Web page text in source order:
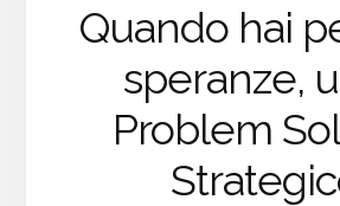
Quando hai
speranze,
Problem